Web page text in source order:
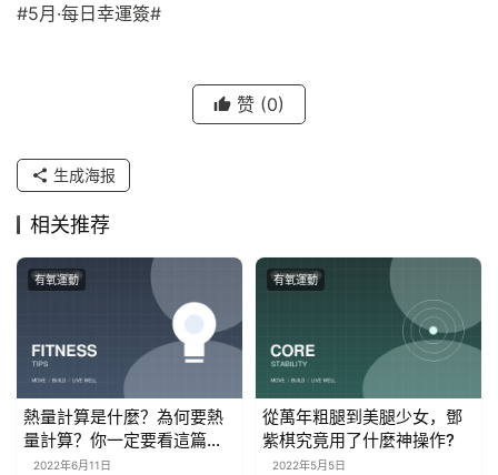
#5月·每日幸運簽#
赞 (0)
生成海报
相关推荐
有氧運動
熱量計算是什麼？為何要熱
量計算？你一定要看這篇文
章2022年6月11日
有氧運動
從萬年粗腿到美腿少女，鄧
紫棋究竟用了什麼神操作?
2022年5月5日